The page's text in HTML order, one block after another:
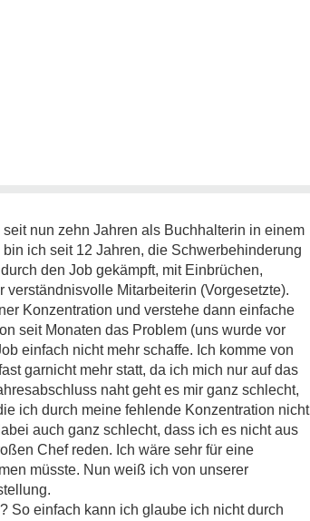
nun zehn Jahren als Buchhalterin in einem
ich seit 12 Jahren, die Schwerbehinderung
den Job gekämpft, mit Einbrüchen,
Mitarbeiterin (Vorgesetzte).
Konzentration und verstehe dann einfache
seit Monaten das Problem (uns wurde vor
einfach nicht mehr schaffe. Ich komme von
garnicht mehr statt, da ich mich nur auf das
naht geht es mir ganz schlecht,
ich durch meine fehlende Konzentration nicht
auch ganz schlecht, dass ich es nicht aus
Chef reden. Ich wäre sehr für eine
müsste. Nun weiß ich von unserer
So einfach kann ich glaube ich nicht durch